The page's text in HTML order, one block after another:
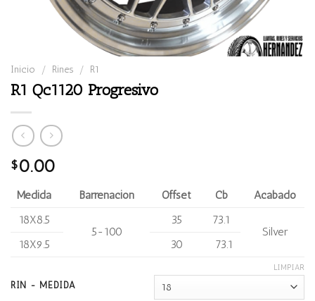
Inicio / Rines / R1
R1 Qc1120 Progresivo
$0.00
Medida Barrenación Offset Cb
Acabado
18X8.5
5-100
35
73.1
Silver
18X9.5
30 73.1
RIN - MEDIDA
LIMPIAR